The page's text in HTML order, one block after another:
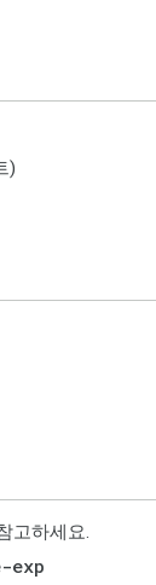
)
고하세요.